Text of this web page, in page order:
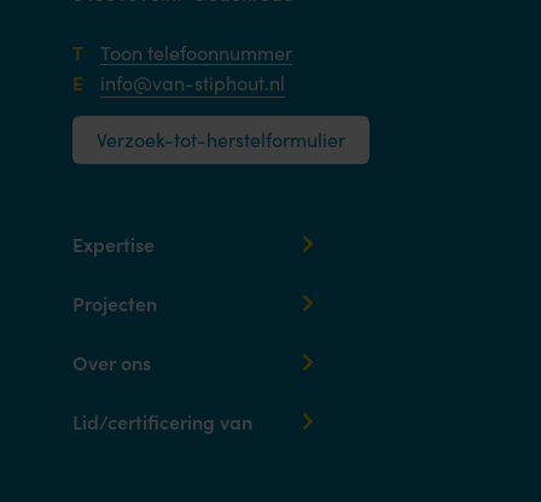
T Toon telefoonnummer
E info@van-stiphout.nl
Verzoek-tot-herstelformulier
Expertise
Projecten
Over ons
Lid/certificering van